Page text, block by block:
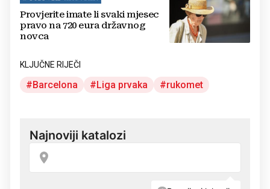
Provjerite imate li svaki mjesec
pravo na 720 eura državnog
novca
KLJUČNE RIJEČI
Barcelona Liga prvaka rukomet